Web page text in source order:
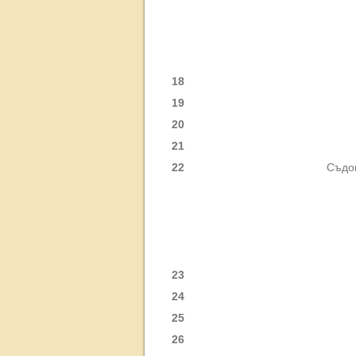
18
19
20
21
22
23
24
25
26